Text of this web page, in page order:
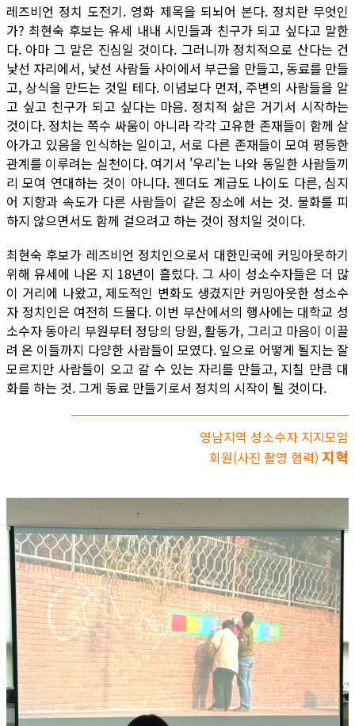
레즈비언 정치 도전기. 영화 제목을 되뇌어 본다. 정치란 무엇인
가? 최현숙 후보는 유세 내내 시민들과 친구가 되고 싶다고 말한
다. 아마 그 말은 진심일 것이다. 그러니까 정치적으로 산다는 건
낯선 자리에서, 낯선 사람들 사이에서 부근을 만들고, 동료를 만들
고, 상식을 만드는 것일 테다. 이념보다 먼저, 주변의 사람들을 알
고 싶고 친구가 되고 싶다는 마음. 정치적 삶은 거기서 시작하는
것이다. 정치는 쪽수 싸움이 아니라 각각 고유한 존재들이 함께 살
아가고 있음을 인식하는 일이고, 서로 다른 존재들이 모여 평등한
관계를 이루려는 실천이다. 여기서 '우리'는 나와 동일한 사람들끼
리 모여 연대하는 것이 아니다. 젠더도 계급도 나이도 다른, 심지
어 지향과 속도가 다른 사람들이 같은 장소에 서는 것. 불화를 피
하지 않으면서도 함께 걸으려고 하는 것이 정치일 것이다.
최현숙 후보가 레즈비언 정치인으로서 대한민국에 커밍아웃하기
위해 유세에 나온 지 18년이 흘렀다. 그 사이 성소수자들은 더 많
이 거리에 나왔고, 제도적인 변화도 생겼지만 커밍아웃한 성소수
자 정치인은 여전히 드물다. 이번 부산에서의 행사에는 대학교 성
소수자 동아리 부원부터 정당의 당원, 활동가, 그리고 마음이 이끌
려 온 이들까지 다양한 사람들이 모였다. 잎으로 어떻게 될지는 잘
모르지만 사람들이 오고 갈 수 있는 자리를 만들고, 지칠 만큼 대
화를 하는 것. 그게 동료 만들기로서 정치의 시작이 될 것이다.
영남지역 성소수자 지지모임
회원(사진 촬영 협력) 지혁